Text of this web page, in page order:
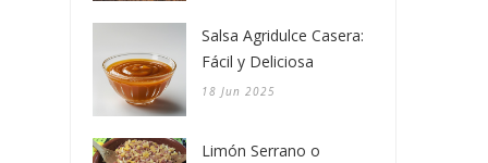
Salsa Agridulce Casera:
Fácil y Deliciosa
18 Jun 2025
Limón Serrano o